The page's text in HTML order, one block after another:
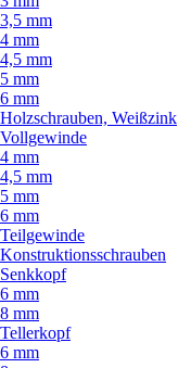
3,5 mm
4 mm
4,5 mm
5 mm
6 mm
Holzschrauben, Weißzink
Vollgewinde
4 mm
4,5 mm
5 mm
6 mm
Teilgewinde
Konstruktionsschrauben
Senkkopf
6 mm
8 mm
Tellerkopf
6 mm